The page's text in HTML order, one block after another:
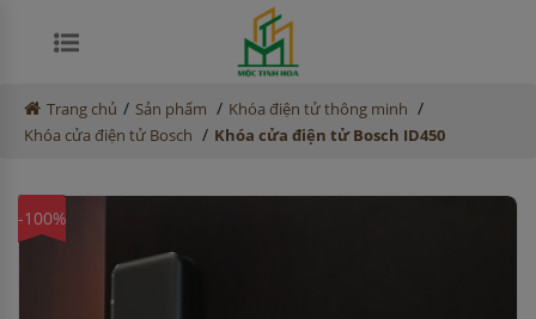
Trang chủ / Sản phẩm / Khóa điện tử thông minh /
Khóa cửa điện tử Bosch / Khóa cửa điện tử Bosch ID450
-100%